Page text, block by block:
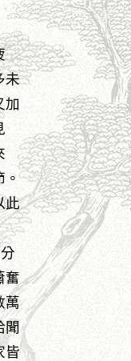
未
加
。
此
奮
萬
聞
皆